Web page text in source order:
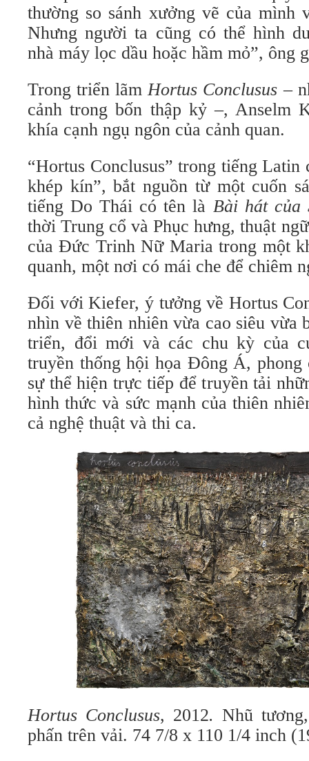
thường so sánh xưởng vẽ của mình
Nhưng người ta cũng có thể hình
nhà máy lọc dầu hoặc hầm mỏ”, ông
Trong triển lãmHortus Conclusus –
cảnh trong bốn thập kỷ –, Anselm
khía cạnh ngụ ngôn của cảnh quan.
“Hortus Conclusus” trong tiếng
khép kín”, bắt nguồn từ một cuốn
tiếng Do Thái có tên là Bài hát của
thời Trung cổ và Phục hưng, thuật
của Đức Trinh Nữ Maria trong một
quanh, một nơi có mái che để chiêm
Đối với Kiefer, ý tưởng về Hortus
nhìn về thiên nhiên vừa cao siêu vừa
triển, đổi mới và các chu kỳ của
truyền thống hội họa Đông Á, phong
sự thể hiện trực tiếp để truyền tải
hình thức và sức mạnh của thiên
cả nghệ thuật và thi ca.
Hortus Conclusus, 2012. Nhũ
phấn trên vải. 74 7/8 x 110 1/4 inch